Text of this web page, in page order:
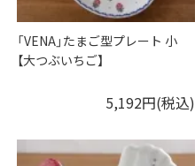
「VENA」たまご型プレート 小
【大つぶいちご】
5,192円(税込)